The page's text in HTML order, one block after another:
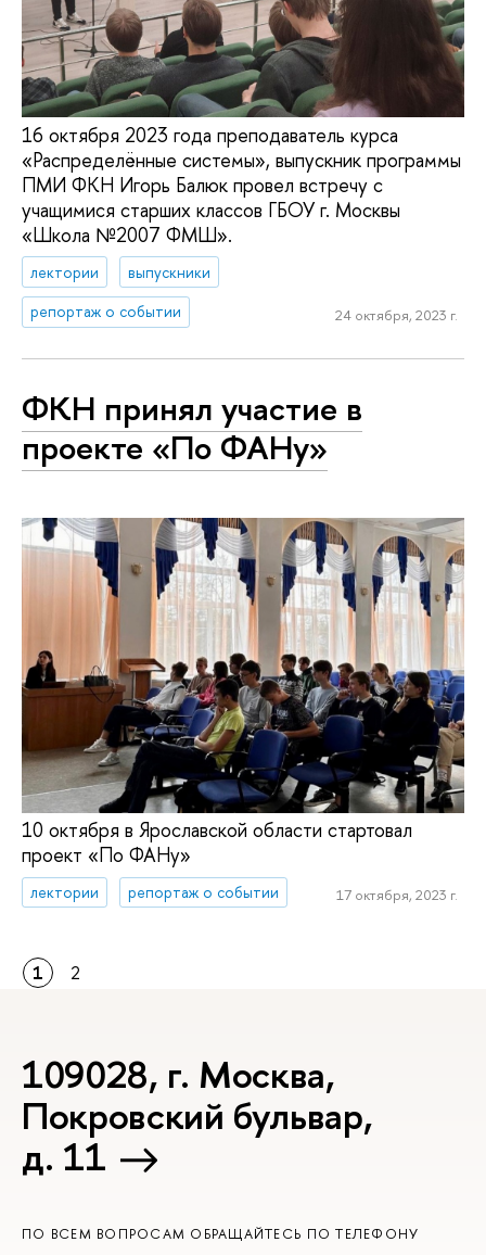
16 октября 2023 года преподаватель курса
«Распределённые системы», выпускник программы
ПМИ ФКН Игорь Балюк провел встречу с
учащимися старших классов ГБОУ г. Москвы
«Школа №2007 ФМШ».
лектории
выпускники
репортаж о событии
24 октября, 2023 г.
ФКН принял участие в
проекте «По ФАНу»
10 октября в Ярославской области стартовал
проект «По ФАНу»
лектории репортаж о событии 17 октября, 2023 г.
1 2
109028, г. Москва,
Покровский бульвар,
д. 11
ПО ВСЕМ ВОПРОСАМ ОБРАЩАЙТЕСЬ ПО ТЕЛЕФОНУ